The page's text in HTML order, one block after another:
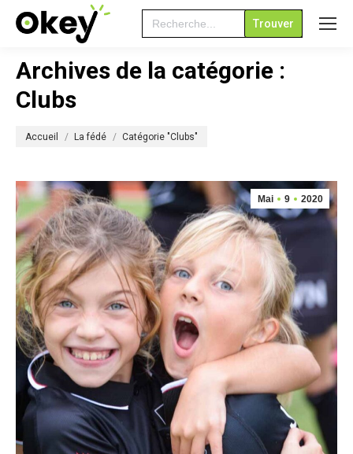
Search
for:
Archives de la catégorie :
Clubs
Accueil La fédé Catégorie "Clubs"
Mai 9 2020